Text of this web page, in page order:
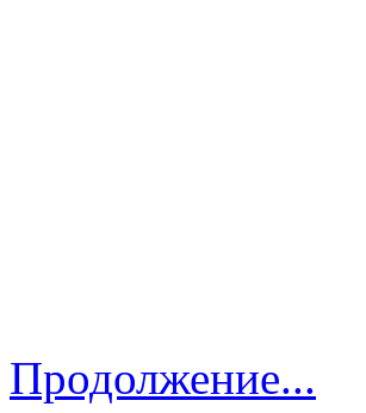
Продолжение...